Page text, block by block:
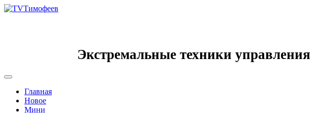
Экстремальные техники
Главная
Новое
Мини